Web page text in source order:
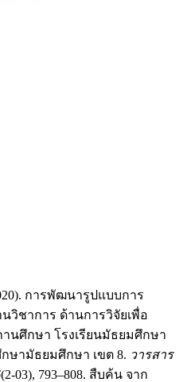
การพัฒนารูปแบบการ
วิชาการ ด้านการวิจัยเพื่อ
ศึกษา โรงเรียนมัธยมศึกษา
ษามัธยมศึกษา เขต 8. วารสาร
(2-03), 793–808. สืบค้น จาก